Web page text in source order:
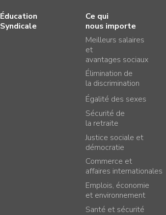
Éducation
Syndicale
Ce qui
nous importe
Meilleurs salaires
et
avantages sociaux
Élimination de
la discrimination
Égalité des sexes
Sécurité de
la retraite
Justice sociale et
démocratie
Commerce et
affaires internationales
Emplois, économie
et environnement
Santé et sécurité